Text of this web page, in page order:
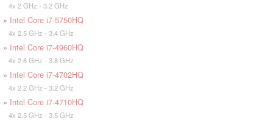
4x 2 GHz - 3.2 GHz
» Intel Core i7-5750HQ
4x 2.5 GHz - 3.4 GHz
» Intel Core i7-4960HQ
4x 2.6 GHz - 3.8 GHz
» Intel Core i7-4702HQ
4x 2.2 GHz - 3.2 GHz
» Intel Core i7-4710HQ
4x 2.5 GHz - 3.5 GHz